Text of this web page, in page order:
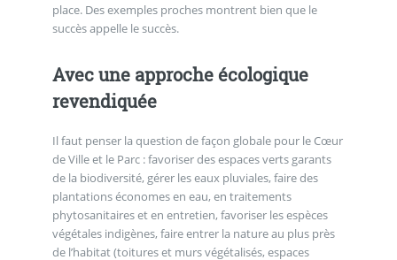
place. Des exemples proches montrent bien que le
succès appelle le succès.
Avec une approche écologique
revendiquée
Il faut penser la question de façon globale pour le Cœur
de Ville et le Parc : favoriser des espaces verts garants
de la biodiversité, gérer les eaux pluviales, faire des
plantations économes en eau, en traitements
phytosanitaires et en entretien, favoriser les espèces
végétales indigènes, faire entrer la nature au plus près
de l’habitat (toitures et murs végétalisés, espaces